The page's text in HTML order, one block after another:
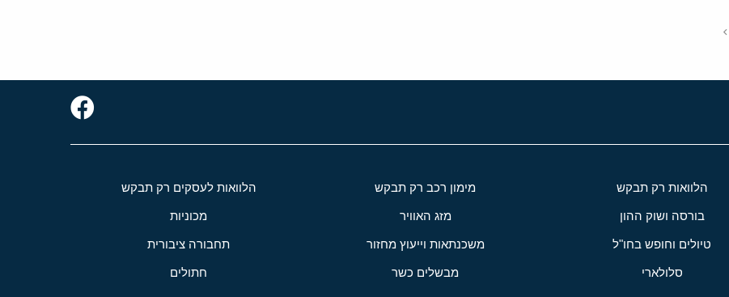
הלוואות רק תבקש מימון רכב רק תבקש הלוואות לעסקים רק תבקש
בורסה ושוק ההון מזג האוויר מכוניות
טיולים וחופש בחו"ל משכנתאות וייעוץ מחזור תחבורה ציבורית
סלולארי מבשלים כשר חתולים